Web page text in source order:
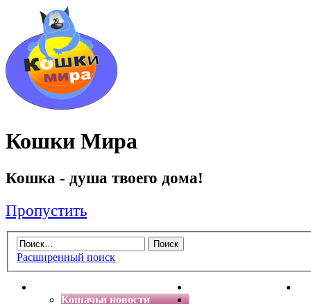
Кошки Мира
Кошка - душа твоего дома!
Пропустить
Расширенный поиск
Кошачьи новости
Энциклопедия кошек